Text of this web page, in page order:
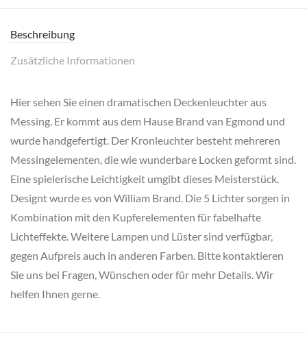
Beschreibung
Zusätzliche Informationen
Hier sehen Sie einen dramatischen Deckenleuchter aus
Messing. Er kommt aus dem Hause Brand van Egmond und
wurde handgefertigt. Der Kronleuchter besteht mehreren
Messingelementen, die wie wunderbare Locken geformt sind.
Eine spielerische Leichtigkeit umgibt dieses Meisterstück.
Designt wurde es von William Brand. Die 5 Lichter sorgen in
Kombination mit den Kupferelementen für fabelhafte
Lichteffekte. Weitere Lampen und Lüster sind verfügbar,
gegen Aufpreis auch in anderen Farben. Bitte kontaktieren
Sie uns bei Fragen, Wünschen oder für mehr Details. Wir
helfen Ihnen gerne.